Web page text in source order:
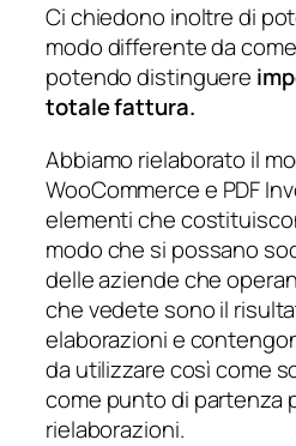
Ci chiedono inoltre di
modo differente da
potendo distinguere
totale fattura.
Abbiamo rielaborato il
WooCommerce e PDF
elementi che
modo che si possano
delle aziende che
che vedete sono il
elaborazioni e
da utilizzare così come
come punto di partenza
rielaborazioni.